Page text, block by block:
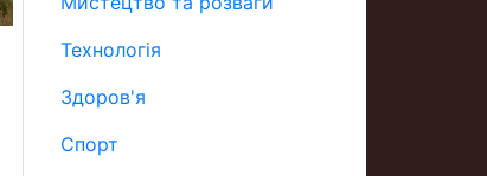
Технологія
Здоров'я
Спорт